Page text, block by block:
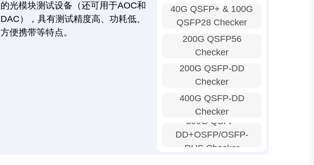
的光模块测试设备（还可用于AOC和
DAC），具有测试精度高、功耗低、
方便携带等特点。
40G QSFP+ & 100G
QSFP28 Checker
200G QSFP56
Checker
200G QSFP-DD
Checker
400G QSFP-DD
Checker
800G QSFP-
DD+OSFP/OSFP-
RHS Checker